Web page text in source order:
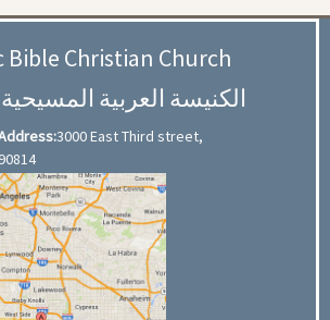
Bible Christian Church
الكنيسة العربية المسيحية
3000 East Third street,